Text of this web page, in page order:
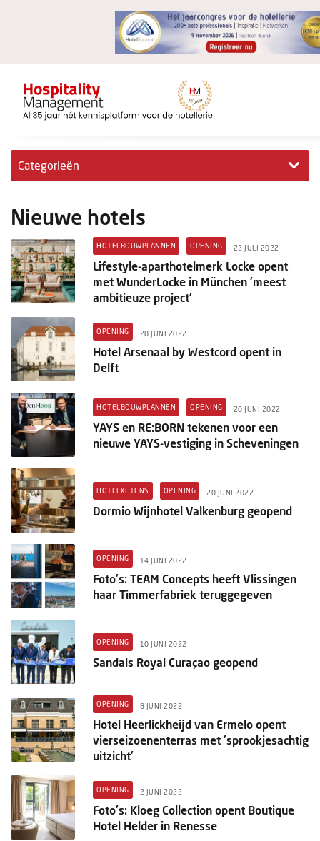
Categorieën
Hotelovernames
HM+
Jong & Ambitieus
Columns
Michelin
Nieuwe hotels
Personalia
HotelSummit
Nieuwe hotels
HOTELBOUWPLANNEN OPENING 22 JULI 2022
Lifestyle-aparthotelmerk Locke opent
met WunderLocke in München 'meest
ambitieuze project'
OPENING 28 JUNI 2022
Hotel Arsenaal by Westcord opent in
Delft
HOTELBOUWPLANNEN OPENING 20 JUNI 2022
YAYS en RE:BORN tekenen voor een
nieuwe YAYS-vestiging in Scheveningen
HOTELKETENS OPENING 20 JUNI 2022
Dormio Wijnhotel Valkenburg geopend
OPENING 14 JUNI 2022
Foto's: TEAM Concepts heeft Vlissingen
haar Timmerfabriek teruggegeven
OPENING 10 JUNI 2022
Sandals Royal Curaçao geopend
OPENING 8 JUNI 2022
Hotel Heerlickheijd van Ermelo opent
vierseizoenenterras met 'sprookjesachtig
uitzicht'
OPENING 2 JUNI 2022
Foto's: Kloeg Collection opent Boutique
Hotel Helder in Renesse